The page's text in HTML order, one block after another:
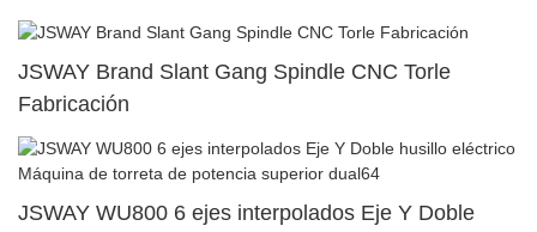
JSWAY Brand Slant Gang Spindle CNC Torle
Fabricación
JSWAY WU800 6 ejes interpolados Eje Y Doble